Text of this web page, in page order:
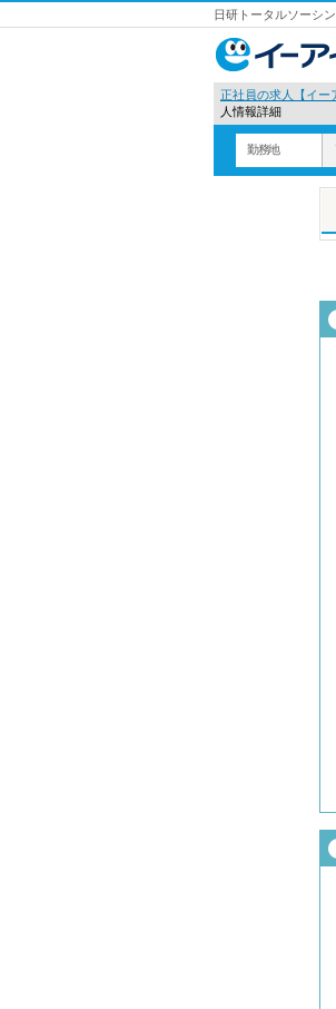
日研トータルソーシ
正社員の求人【イー
人情報詳細
勤務地